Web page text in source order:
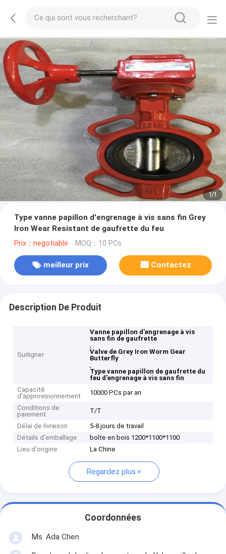
1/1
Type vanne papillon d'engrenage à vis sans fin Grey
Iron Wear Resistant de gaufrette du feu
Prix：negotiable MOQ：10 PCs
meilleur prix Contactez
Description De Produit
Surligner
Vanne papillon d'engrenage à vis
sans fin de gaufrette
,
Valve de Grey Iron Worm Gear
Butterfly
,
Type vanne papillon de gaufrette du
feu d'engrenage à vis sans fin
Capacité
d'approvisionnement
10000 PCs par an
Conditions de
paiement
T/T
Délai de livraison
5-8 jours de travail
Détails d'emballage
boîte en bois 1200*1100*1100
Lieu d'origine
La Chine
Regardez plus
Coordonnées
Ms. Ada Chen